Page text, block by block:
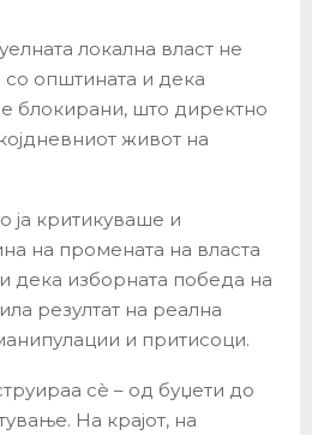
локална власт не
општината и дека
блокирани, што директно
живот на
ја критикуваше и
на промената на власта
дека изборната победа на
резултат на реална
и притисоци.
сè – од буџети до
На крајот, на